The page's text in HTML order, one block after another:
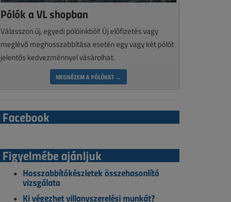
Pólók a VL shopban
Válasszon új, egyedi pólóinkból! Új előfizetés vagy
meglévő meghosszabbítása esetén egy vagy két pólót
jelentős kedvezménnyel vásárolhat.
MEGNÉZEM A PÓLÓKAT →
Facebook
Figyelmébe ajánljuk
Hosszabbítókészletek összehasonlító
vizsgálata
Ki végezhet villanyszerelési munkát?